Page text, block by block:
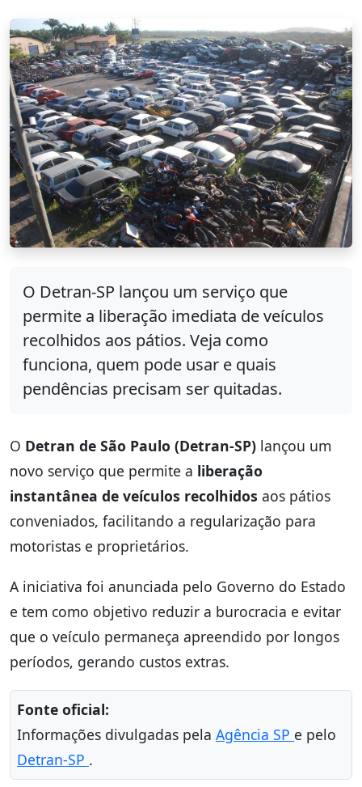
O Detran-SP lançou um serviço que
permite a liberação imediata de veículos
recolhidos aos pátios. Veja como
funciona, quem pode usar e quais
pendências precisam ser quitadas.
O Detran de São Paulo (Detran-SP) lançou um
novo serviço que permite a liberação
instantânea de veículos recolhidos aos pátios
conveniados, facilitando a regularização para
motoristas e proprietários.
A iniciativa foi anunciada pelo Governo do Estado
e tem como objetivo reduzir a burocracia e evitar
que o veículo permaneça apreendido por longos
períodos, gerando custos extras.
Fonte oficial:
Informações divulgadas pela Agência SP e pelo
Detran-SP .